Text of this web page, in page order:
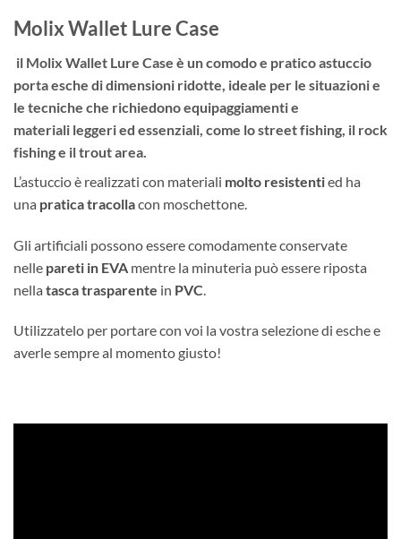
Molix Wallet Lure Case
il Molix Wallet Lure Case è uncomodoe pratico astuccio
porta esche didimensioni ridotte , ideale per le situazioni e
le tecniche che richiedono equipaggiamenti e
materiali leggeried essenziali , come lo street fishing, il rock
fishing e il trout area.
L’astuccio è realizzati con materiali molto resistentied ha
una pratica tracollacon moschettone.
Gli artificiali possono essere comodamente conservate
nelle pareti in EVA mentre la minuteria può essere riposta
nella tasca trasparente in PVC
Utilizzatelo per portare con voi la vostra selezione di esche e
averle sempre al momento giusto!